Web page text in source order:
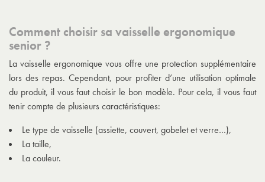
Comment choisir sa vaisselle ergonomique
senior ?
La vaisselle ergonomique vous offre une protection supplémentaire
lors des repas. Cependant, pour profiter d’une utilisation optimale
du produit, il vous faut choisir le bon modèle. Pour cela, il vous faut
tenir compte de plusieurs caractéristiques:
Le type de vaisselle (assiette, couvert, gobelet et verre…),
La taille,
La couleur.